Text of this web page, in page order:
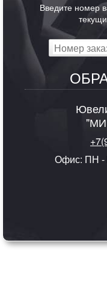
Введите номер
Офис: ПН -